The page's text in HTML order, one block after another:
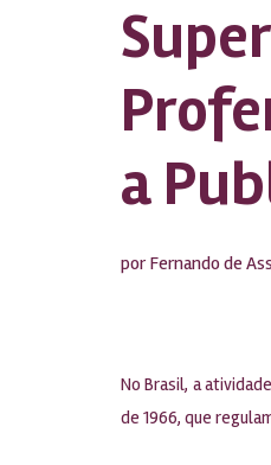
a
por Fernando de
No Brasil, a
de 1966, que